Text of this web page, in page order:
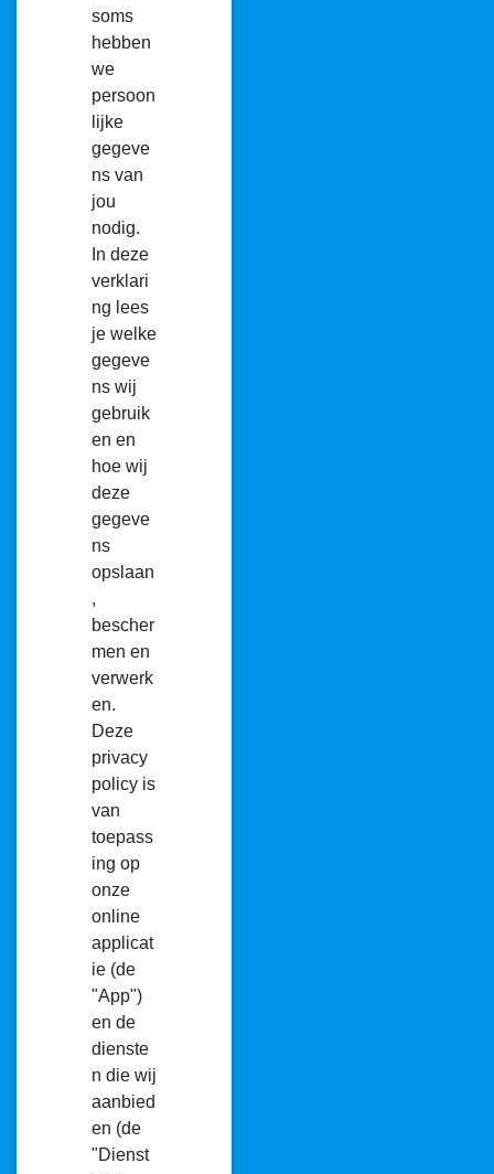
soms
hebben
we
persoon
lijke
gegeve
ns van
jou
nodig.
In deze
verklari
ng lees
je welke
gegeve
ns wij
gebruik
en en
hoe wij
deze
gegeve
ns
opslaan
,
bescher
men en
verwerk
en.
Deze
privacy
policy is
van
toepass
ing op
onze
online
applicat
ie (de
"App")
en de
dienste
n die wij
aanbied
en (de
"Dienst